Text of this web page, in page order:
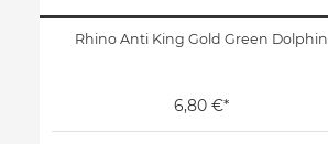
Rhino Anti King Gold Green Dolphin
6,80 €*